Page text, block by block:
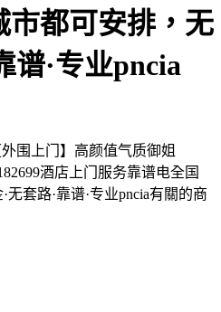
市都可安排，无
谱·专业pncia
围上门】高颜值气质御姐
酒店上门服务靠谱电全国
套路·靠谱·专业pncia有關的商